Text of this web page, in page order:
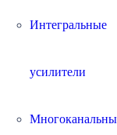
Интегральные
усилители